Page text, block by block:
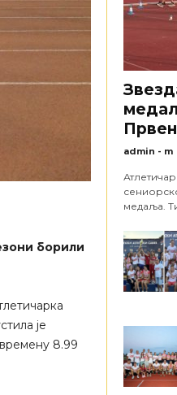
борили
је
8.99
admin - m
медаља.